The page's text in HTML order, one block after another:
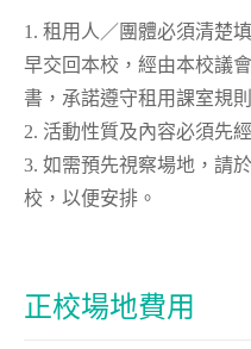
1. 租用人／團體必須清楚
早交回本校，經由本校議
書，承諾遵守租用課室規則
2. 活動性質及內容必須先
3. 如需預先視察場地，請
校，以便安排。
正校場地費用